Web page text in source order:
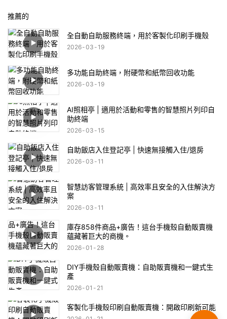
推薦的
全自動自助服務終端，用於客製化印刷手機殼
2026 03 19
多功能自助終端，附硬幣和紙幣回收功能
2026 03 19
AI照相亭 | 適用於活動和零售的智慧照片列印自
助終端
2026 03 15
自助飯店入住登記亭 | 快速無接觸入住/退房
2026 03 11
智慧訪客管理系統 | 高效率且安全的入住解決方
案
2026 03 11
庫存858件商品+廣告！這台手機殼自動販賣機
蘊藏著巨大的商機。
2026 01 28
DIY手機殼自動販賣機：自助販賣機和一鍵式生
產
2026 01 21
客製化手機殼印刷自動販賣機：開啟印刷新可能